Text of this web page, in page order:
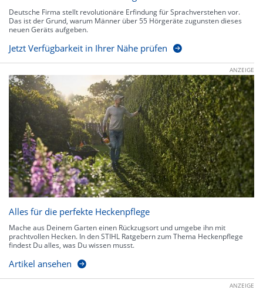
Deutsche Firma stellt revolutionäre Erfindung für Sprachverstehen vor.
Das ist der Grund, warum Männer über 55 Hörgeräte zugunsten dieses
neuen Geräts aufgeben.
Jetzt Verfügbarkeit in Ihrer Nähe prüfen
ANZEIGE
Alles für die perfekte Heckenpflege
Mache aus Deinem Garten einen Rückzugsort und umgebe ihn mit
prachtvollen Hecken. In den STIHL Ratgebern zum Thema Heckenpflege
findest Du alles, was Du wissen musst.
Artikel ansehen
ANZEIGE